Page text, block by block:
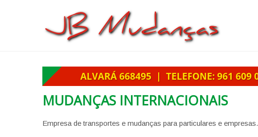
MUDANÇAS INTERNACIONAIS
Empresa de transportes e mudanças para particulares e empresas.